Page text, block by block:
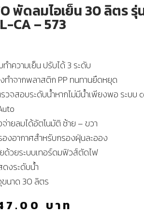
พัดลมไอเย็น 30 ลิตร รุ่
CA – 573
ทำความเย็น ปรับได้ 3 ระดับ
ทำจากพลาสติก PP ทนทานยืดหยุด
วจสอบระดับน้ำหากไม่มีน้ำเพียงพอ ระบบ
ายลมได้อัตโนมัติ ซ้าย – ขวา
งอากาศสำหรับกรองฝุ่นละออง
ด้วยระบบเทอร์ดมฟิวส์ตัดไฟ
งระดับน้ำ
นาด 30 ลิตร
บาท